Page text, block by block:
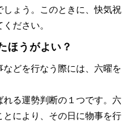
ょう。このときに、快気祝
ださい。
ほうがよい？
どを行なう際には、六曜を
る運勢判断の１つです。六
により、その日に物事を行